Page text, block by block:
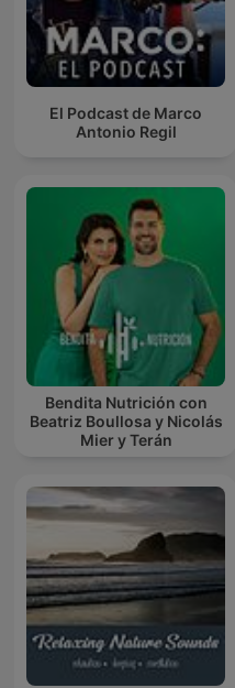
El Podcast de Marco
Antonio Regil
Bendita Nutrición con
Beatriz Boullosa y Nicolás
Mier y Terán